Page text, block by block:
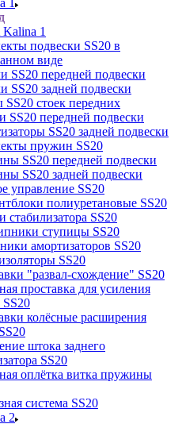
1
1
подвески SS20 в
виде
SS20 передней подвески
SS20 задней подвески
стоек передних
SS20 передней подвески
SS20 задней подвески
пружин SS20
SS20 передней подвески
SS20 задней подвески
управление SS20
полиуретановые SS20
стабилизатора SS20
ступицы SS20
амортизаторов SS20
SS20
"развал-схождение" SS20
проставка для усиления
SS20
колёсные расширения
штока заднего
SS20
оплётка витка пружины
система SS20
2